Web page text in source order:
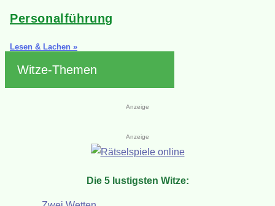
Personalführung
Lesen & Lachen »
Witze-Themen
Anzeige
Anzeige
Die 5 lustigsten Witze: